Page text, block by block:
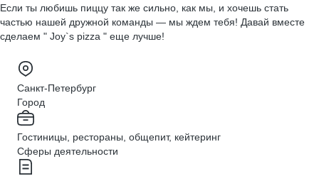
Если ты любишь пиццу так же сильно, как мы, и хочешь стать
частью нашей дружной команды — мы ждем тебя! Давай вместе
сделаем " Joy`s pizza " еще лучше!
Санкт-Петербург
Город
Гостиницы, рестораны, общепит, кейтеринг
Сферы деятельности